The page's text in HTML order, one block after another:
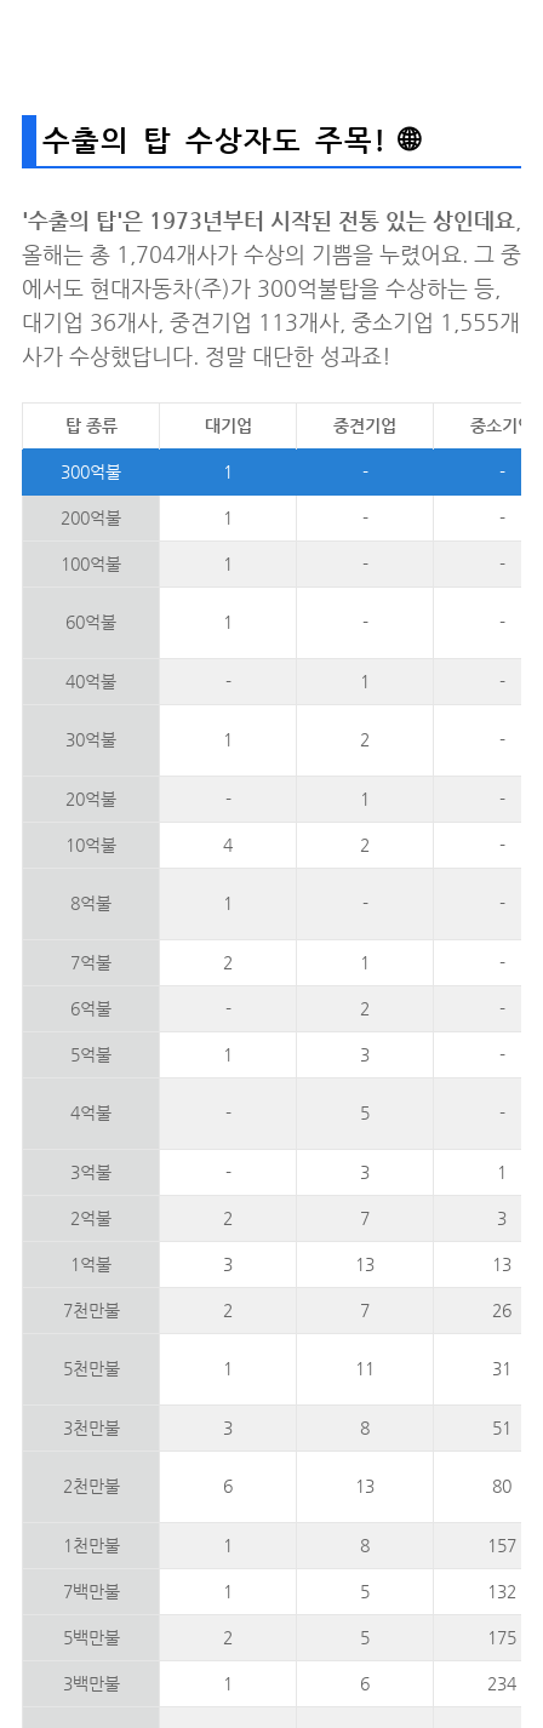
수출의 탑 수상자도 주목! 🌐
'수출의 탑'은 1973년부터 시작된 전통 있는 상인데요
올해는 총 1,704개사가 수상의 기쁨을 누렸어요. 그 중
에서도 현대자동차(주)가 300억불탑을 수상하는 등,
대기업 36개사, 중견기업 113개사, 중소기업 1,555개
사가 수상했답니다. 정말 대단한 성과죠!
탑 종류 대기업 중견기업 중소기업
300억불 1 - -
200억불 1 - -
100억불 1 - -
60억불 1 - -
40억불 - 1 -
30억불 1 2 -
20억불 - 1 -
10억불 4 2 -
8억불 1 - -
7억불 2 1 -
6억불 - 2 -
5억불 1 3 -
4억불 - 5 -
3억불 - 3 1
2억불 2 7 3
1억불 3 13 13
7천만불 2 7 26
5천만불 1 11 31
3천만불 3 8 51
2천만불 6 13 80
1천만불 1 8 157
7백만불 1 5 132
5백만불 2 5 175
3백만불 1 6 234